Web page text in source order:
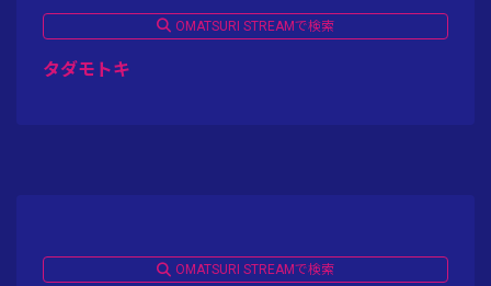
OMATSURI STREAMで検索
タダモトキ
OMATSURI STREAMで検索